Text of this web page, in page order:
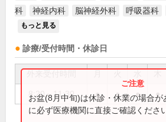
科
神経内科 脳神経外科 呼吸器科
もっと見る
診療/受付時間・休診日
8:20～11:30 ● ● ● ●
お盆(8月中旬)は休診・休業の場合
に必ず医療機関に直接ご確認くださ